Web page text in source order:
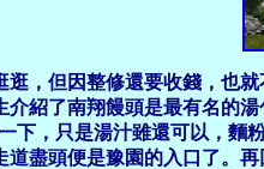
，但因整修還要收錢，也
介紹了南翔饅頭是最有名的
下，只是湯汁雖還可以，麵
道盡頭便是豫園的入口了。